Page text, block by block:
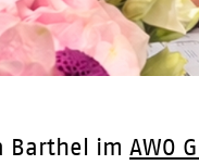
Barthel im AWO